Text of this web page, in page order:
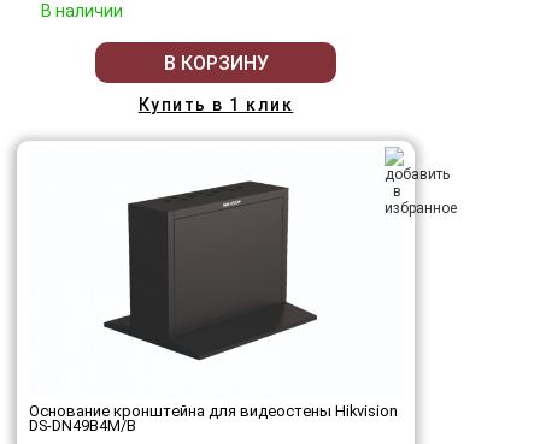
В наличии
В КОРЗИНУ
Купить в 1 клик
Основание кронштейна для видеостены Hikvision
DS-DN49B4M/B